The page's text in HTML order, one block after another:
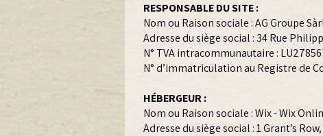
RESPONSABLE DU SITE :
Nom ou Raison sociale : AG Groupe
Adresse du siège social : 34 Rue
N° TVA intracommunautaire :
N° d’immatriculation au Registre de
HÉBERGEUR :
Nom ou Raison sociale : Wix - Wix
Adresse du siège social : 1 Grant’s